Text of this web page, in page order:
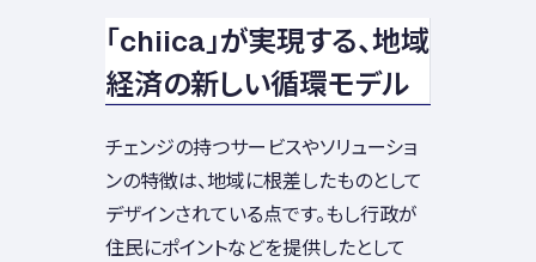
「chiica」が実現する、地域
経済の新しい循環モデル
チェンジの持つサービスやソリューショ
ンの特徴は、地域に根差したものとして
デザインされている点です。もし行政が
住民にポイントなどを提供したとして